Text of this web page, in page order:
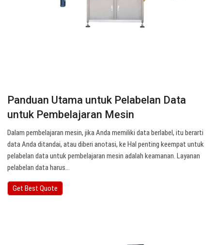
Panduan Utama untuk Pelabelan Data
untuk Pembelajaran Mesin
Dalam pembelajaran mesin, jika Anda memiliki data berlabel, itu berarti
data Anda ditandai, atau diberi anotasi, ke Hal penting keempat untuk
pelabelan data untuk pembelajaran mesin adalah keamanan. Layanan
pelabelan data harus…
Get Best Quote